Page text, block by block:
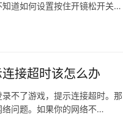
道如何设置按住开镜松开关…
接超时该怎么办
不了游戏，提示连接超时。
问题。如果你的网络不…